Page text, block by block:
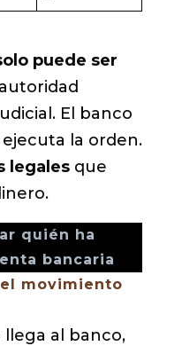
puede ser
El banco
ejecuta la orden.
legalesque
quién ha
bancaria
movimiento
al banco,